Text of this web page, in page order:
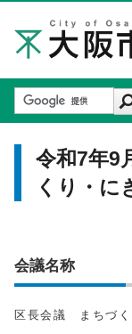
令和7年
くり・に
会議名称
区長会議 まちづく